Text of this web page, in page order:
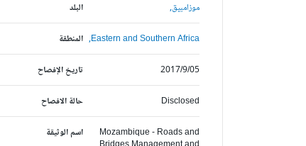
البلد موزامبيق,
المنطقة Eastern and Southern Africa,
تاريخ الإفصاح 2017/9/05
حالة الافصاح Disclosed
اسم الوثيقة
Mozambique - Roads and